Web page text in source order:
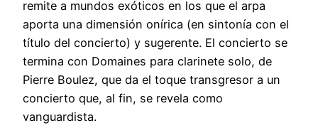
remite a mundos exóticos en los que el arpa
aporta una dimensión onírica (en sintonía con el
título del concierto) y sugerente. El concierto se
termina con Domaines para clarinete solo, de
Pierre Boulez, que da el toque transgresor a un
concierto que, al fin, se revela como
vanguardista.